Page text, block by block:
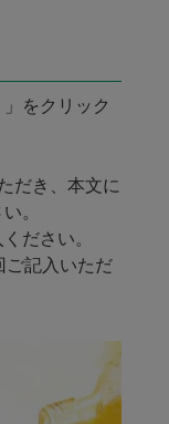
をクリック
だき、本文に
。
ださい。
記入いただ